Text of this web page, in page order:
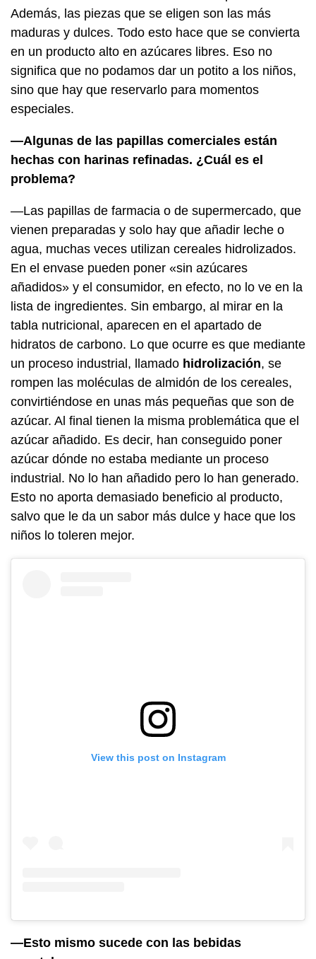
Además, las piezas que se eligen son las más
maduras y dulces. Todo esto hace que se convierta
en un producto alto en azúcares libres. Eso no
significa que no podamos dar un potito a los niños,
sino que hay que reservarlo para momentos
especiales.
—Algunas de las papillas comerciales están
hechas con harinas refinadas. ¿Cuál es el
problema?
—Las papillas de farmacia o de supermercado, que
vienen preparadas y solo hay que añadir leche o
agua, muchas veces utilizan cereales hidrolizados.
En el envase pueden poner «sin azúcares
añadidos» y el consumidor, en efecto, no lo ve en la
lista de ingredientes. Sin embargo, al mirar en la
tabla nutricional, aparecen en el apartado de
hidratos de carbono. Lo que ocurre es que mediante
un proceso industrial, llamado hidrolización, se
rompen las moléculas de almidón de los cereales,
convirtiéndose en unas más pequeñas que son de
azúcar. Al final tienen la misma problemática que el
azúcar añadido. Es decir, han conseguido poner
azúcar dónde no estaba mediante un proceso
industrial. No lo han añadido pero lo han generado.
Esto no aporta demasiado beneficio al producto,
salvo que le da un sabor más dulce y hace que los
niños lo toleren mejor.
View this post on Instagram
—Esto mismo sucede con las bebidas